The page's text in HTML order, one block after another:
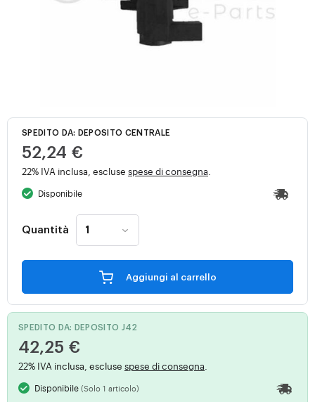
SPEDITO DA: DEPOSITO CENTRALE
52,24 €
22% IVA inclusa, escluse spese di consegna
Disponibile
Quantità
Aggiungi al carrello
SPEDITO DA: DEPOSITO J42
42,25 €
22% IVA inclusa, escluse spese di consegna
Disponibile(Solo 1 articolo)